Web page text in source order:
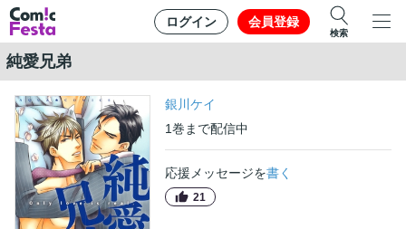
ログイン 会員登録
検索
純愛兄弟
銀川ケイ
1巻 まで配信中
応援メッセージを書く
21